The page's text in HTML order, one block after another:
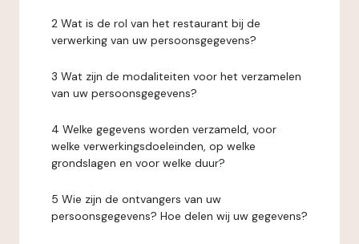
2 Wat is de rol van het restaurant bij de
verwerking van uw persoonsgegevens?
3 Wat zijn de modaliteiten voor het verzamelen
van uw persoonsgegevens?
4 Welke gegevens worden verzameld, voor
welke verwerkingsdoeleinden, op welke
grondslagen en voor welke duur?
5 Wie zijn de ontvangers van uw
persoonsgegevens? Hoe delen wij uw gegevens?